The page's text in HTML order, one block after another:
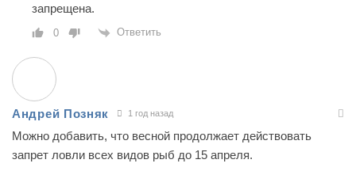
запрещена.
0 Ответить
Андрей Позняк 1 год назад
Можно добавить, что весной продолжает действовать
запрет ловли всех видов рыб до 15 апреля.